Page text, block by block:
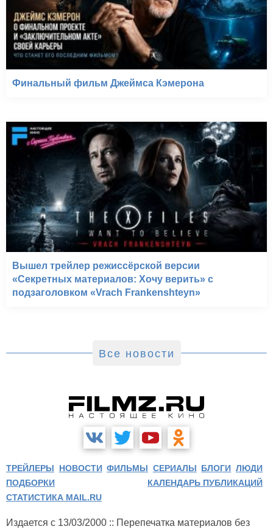
Финальный фильм Джеймса Кэмерона
Вышел трейлер режиссёрской версии
«Секретных материалов: Хочу верить» с
подзаголовком «Vrach Frankenshteyn»
Все новости
ТРЕЙЛЕРЫ НОВОСТИ ФИЛЬМЫ СЕРИАЛЫ БЛОГИ ЛЮДИ
ПОДБОРКИ
КАЛЕНДАРЬ ПУБЛИКАЦИЙ
СТАТИСТИКА MAIL.RU
Издается с 13/03/2000 :: Перепечатка материалов без